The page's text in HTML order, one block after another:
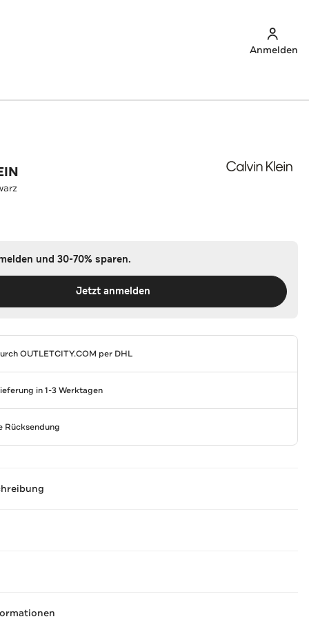
Anmelden
und 30-70% sparen.
Jetzt anmelden
OUTLETCITY.COM per DHL
in 1-3 Werktagen
Rücksendung